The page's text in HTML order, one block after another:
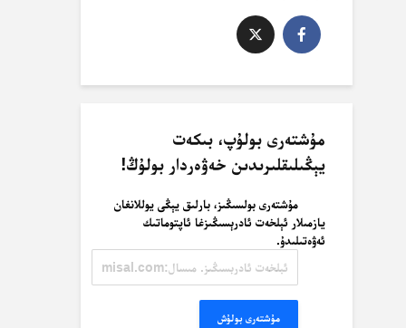
مۇشتەرى بولۇپ، بىكەت
يېڭىلىقلىرىدىن خەۋەردار بولۇڭ!
مۇشتەرى بولسىڭىز، بارلىق يېڭى يوللانغان
يازمىلار ئېلخەت ئادرېسىڭىزغا ئاپتوماتىك
ئەۋەتىلىدۇ.
ئادرېسىڭىز.
مۇشتەرى بولۇش